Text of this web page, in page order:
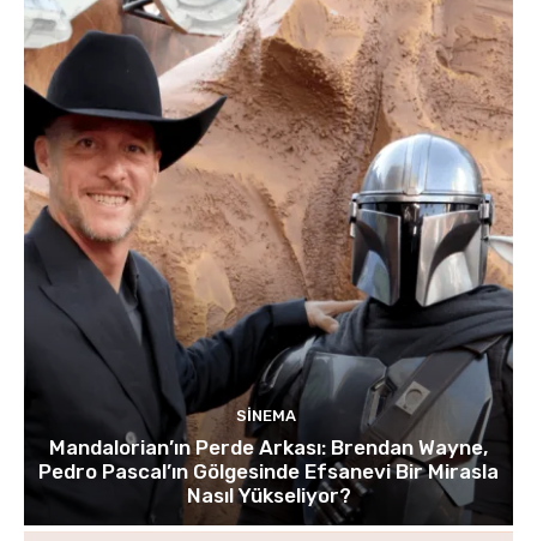
SINEMA
Mandalorian’ın Perde Arkası: Brendan Wayne,
Pedro Pascal’ın Gölgesinde Efsanevi Bir Mirasla
Nasıl Yükseliyor?